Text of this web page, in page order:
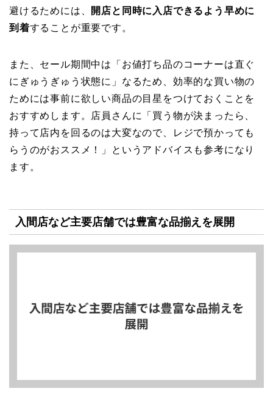
避けるためには、 開店と同時に入店できるよう早めに
到着することが重要です。
また、セール期間中は「お値打ち品のコーナーは直ぐ
にぎゅうぎゅう状態に」なるため、効率的な買い物の
ためには事前に欲しい商品の目星をつけておくことを
おすすめします。店員さんに「買う物が決まったら、
持って店内を回るのは大変なので、レジで預かっても
らうのがおススメ！」というアドバイスも参考になり
ます。
入間店など主要店舗では豊富な品揃えを展開